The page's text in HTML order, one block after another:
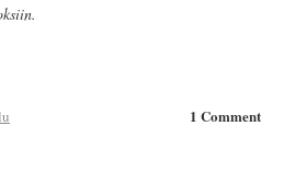
1 Comment